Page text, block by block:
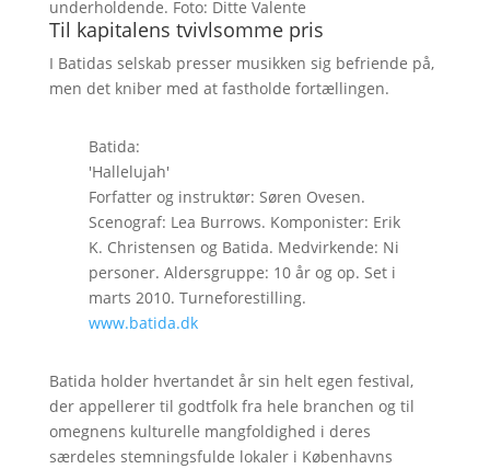
underholdende. Foto: Ditte Valente
Til kapitalens tvivlsomme pris
I Batidas selskab presser musikken sig befriende på,
men det kniber med at fastholde fortællingen.
Batida:
'Hallelujah'
Forfatter og instruktør: Søren Ovesen.
Scenograf: Lea Burrows. Komponister: Erik
K. Christensen og Batida. Medvirkende: Ni
personer. Aldersgruppe: 10 år og op. Set i
marts 2010. Turneforestilling.
www.batida.dk
Batida holder hvertandet år sin helt egen festival,
der appellerer til godtfolk fra hele branchen og til
omegnens kulturelle mangfoldighed i deres
særdeles stemningsfulde lokaler i Københavns